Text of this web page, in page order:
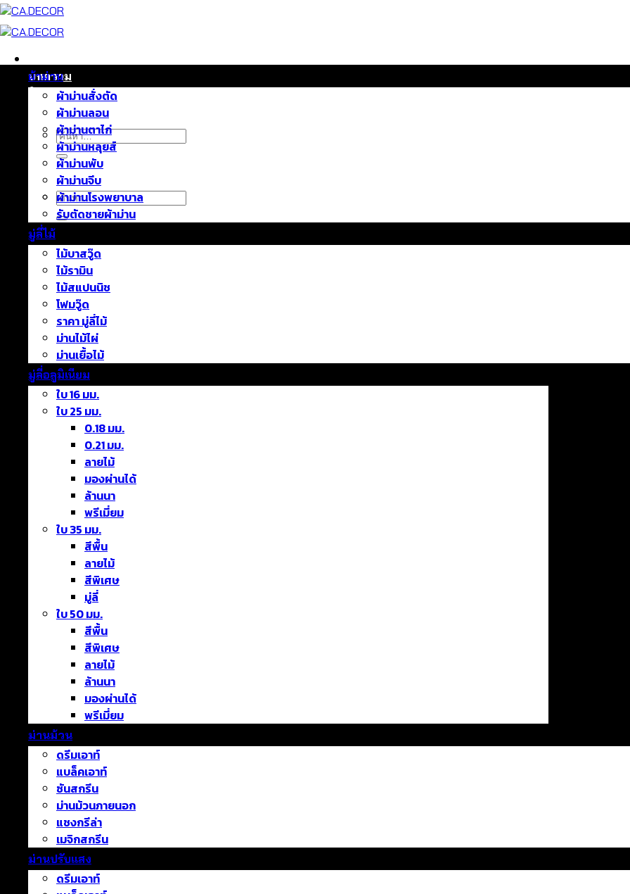
ข้าม
ยัง
บทความ
ติดต่อเรา
เกี่ยวกับเรา
ค้นหา:
ค้นหา:
ผ้าม่าน
ผ้าม่านสั่งตัด
ผ้าม่านลอน
ผ้าม่านตาไก่
ผ้าม่านหลุยส์
ผ้าม่านพับ
ผ้าม่านจีบ
ผ้าม่านโรงพยาบาล
รับตัดชายผ้าม่าน
มู่ลี่ไม้
ไม้บาสวู๊ด
ไม้รามิน
ไม้สแปนนิช
โฟมวู๊ด
ราคา มู่ลี่ไม้
ม่านไม้ไผ่
ม่านเยื้อไม้
มู่ลี่อลูมิเนียม
ใบ 16 มม.
ใบ 25 มม.
0.18 มม.
0.21 มม.
ลายไม้
มองผ่านได้
ล้านนา
พรีเมี่ยม
ใบ 35 มม.
สีพื้น
ลายไม้
สีพิเศษ
มู่ลี่
ใบ 50 มม.
สีพื้น
สีพิเศษ
ลายไม้
ล้านนา
มองผ่านได้
พรีเมี่ยม
ม่านม้วน
ดรีมเอาท์
แบล็คเอาท์
ซันสกรีน
ม่านม้วนภายนอก
แชงกรีล่า
เมจิกสกรีน
ม่านปรับแสง
ดรีมเอาท์